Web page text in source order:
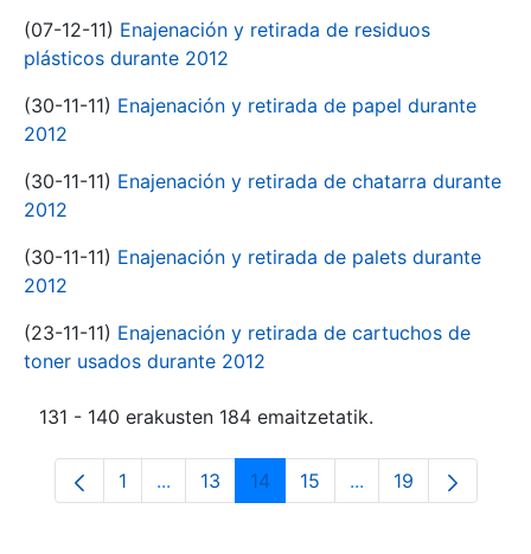
(07-12-11) Enajenación y retirada de residuos
plásticos durante 2012
(30-11-11) Enajenación y retirada de papel durante
2012
(30-11-11) Enajenación y retirada de chatarra durante
2012
(30-11-11) Enajenación y retirada de palets durante
2012
(23-11-11) Enajenación y retirada de cartuchos de
toner usados durante 2012
131 - 140 erakusten 184 emaitzetatik.
Orrialdea
1 ...Intermediate Pages Use TAB to navigate.
Orrialdea
13 Orrialdea
14 Orrialdea
15 ...Intermediate
Orrialdea
19